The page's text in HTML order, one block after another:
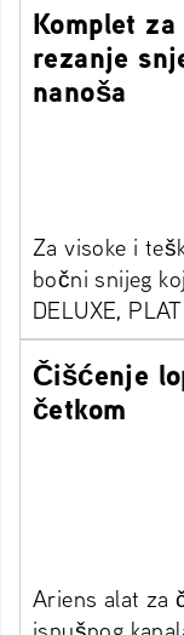
Komplet za
rezanje
nanoša
Za visoke i
bočni snijeg
DELUXE,
Čišćenje
četkom
Ariens alat za